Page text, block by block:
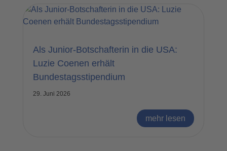
Als Junior-Botschafterin in die USA:
Luzie Coenen erhält
Bundestagsstipendium
29. Juni 2026
mehr lesen